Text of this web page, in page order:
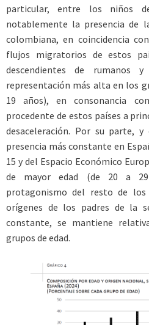
particular, entre los niños
notablemente la presencia de
colombiana, en coincidencia
flujos migratorios de estos
descendientes de rumanos
representación más alta en los
19 años), en consonancia
procedente de estos países a
desaceleración. Por su parte,
presencia más constante en
15 y del Espacio Económico
de mayor edad (de 20 a
protagonismo del resto de
orígenes de los padres de la
constante, se mantiene
grupos de edad.